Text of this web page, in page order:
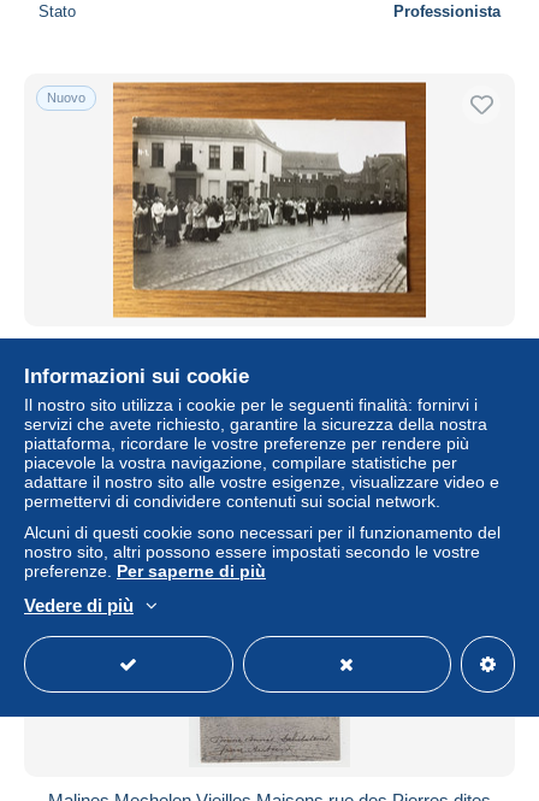
Stato Professionista
Nuovo
( POLICIER POLITIE )
± 2,29 USD
Stato Professionista
Nuovo
Informazioni sui cookie
Il nostro sito utilizza i cookie per le seguenti finalità: fornirvi i
servizi che avete richiesto, garantire la sicurezza della nostra
piattaforma, ricordare le vostre preferenze per rendere più
piacevole la vostra navigazione, compilare statistiche per
adattare il nostro sito alle vostre esigenze, visualizzare video e
permettervi di condividere contenuti sui social network.
Alcuni di questi cookie sono necessari per il funzionamento del
nostro sito, altri possono essere impostati secondo le vostre
preferenze. Per saperne di più
Vedere di più